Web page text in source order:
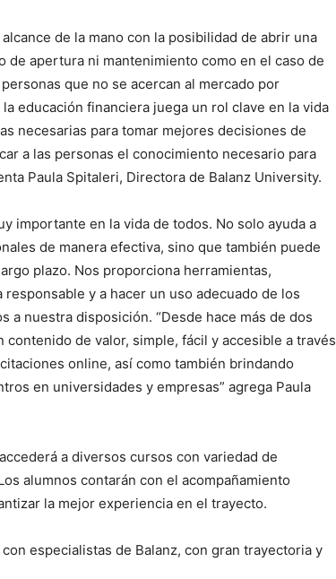
de la mano con la posibilidad de abrir una
apertura ni mantenimiento como en el caso de
que no se acercan al mercado por
educación financiera juega un rol clave en la vida
necesarias para tomar mejores decisiones de
a las personas el conocimiento necesario para
Paula Spitaleri, Directora de Balanz University.
importante en la vida de todos. No solo ayuda a
de manera efectiva, sino que también puede
plazo. Nos proporciona herramientas,
y a hacer un uso adecuado de los
nuestra disposición. “Desde hace más de dos
de valor, simple, fácil y accesible a través
online, así como también brindando
en universidades y empresas” agrega Paula
a diversos cursos con variedad de
alumnos contarán con el acompañamiento
la mejor experiencia en el trayecto.
especialistas de Balanz, con gran trayectoria y